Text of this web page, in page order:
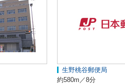
生野桃谷郵便局
約580m／8分